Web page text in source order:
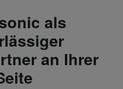
als
an Ihrer